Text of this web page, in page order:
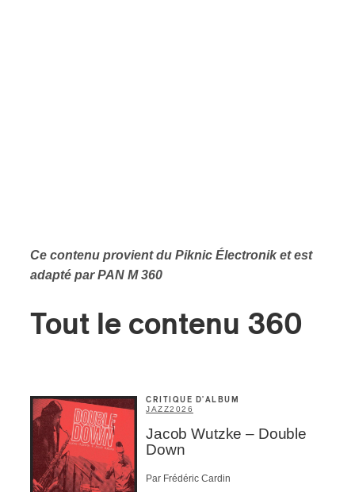
Ce contenu provient du Piknic Électroniket est
adapté par PAN M 360
Tout le contenu 360
CRITIQUE D'ALBUM
JAZZ2026
Jacob Wutzke – Double
Down
Par Frédéric Cardin